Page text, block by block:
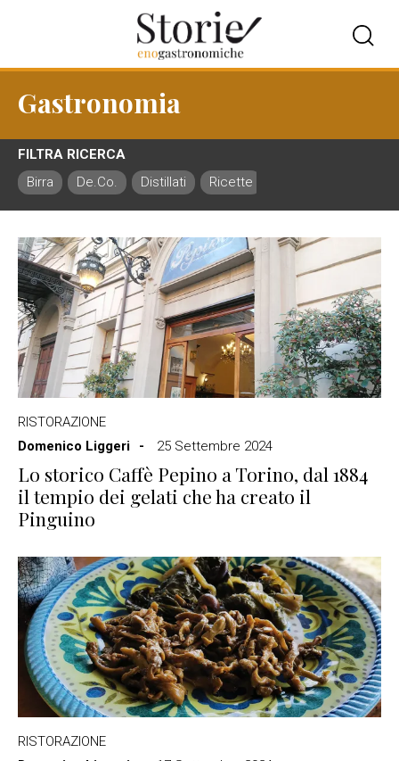
Gastronomia
FILTRA RICERCA
Birra
De.Co. Distillati Ricette
RISTORAZIONE
Domenico Liggeri
25 Settembre 2024
Lo storico Caffè Pepino a Torino, dal 1884
il tempio dei gelati che ha creato il
Pinguino
RISTORAZIONE